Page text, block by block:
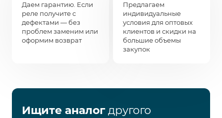
Даем гарантию. Если
реле получите с
дефектами — без
проблем заменим или
оформим возврат
Предлагаем
индивидуальные
условия для оптовых
клиентов и скидки на
большие объемы
закупок
Ищите аналогдругого